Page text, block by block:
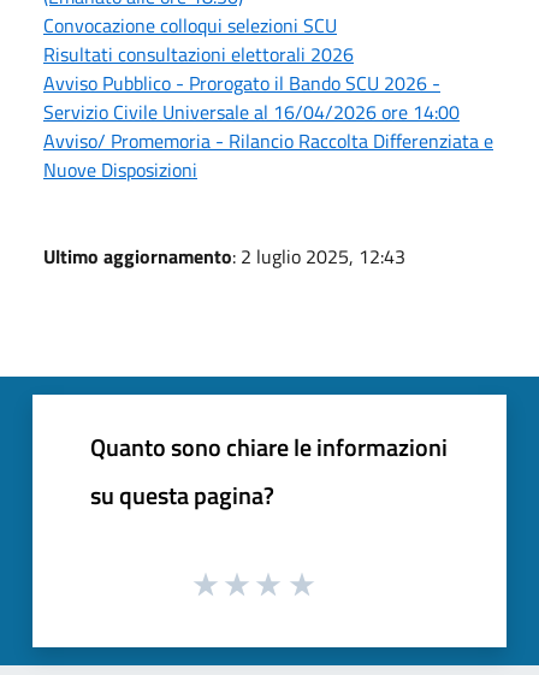
Convocazione colloqui selezioni SCU
Risultati consultazioni elettorali 2026
Avviso Pubblico - Prorogato il Bando SCU 2026 -
Servizio Civile Universale al 16/04/2026 ore 14:00
Avviso/ Promemoria - Rilancio Raccolta Differenziata e
Nuove Disposizioni
Ultimo aggiornamento: 2 luglio 2025, 12:43
Quanto sono chiare le informazioni
su questa pagina?